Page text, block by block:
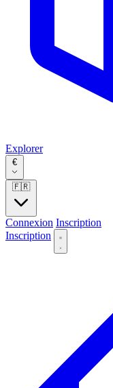
Explorer
€
🇫🇷
Connexion Inscription
Inscription